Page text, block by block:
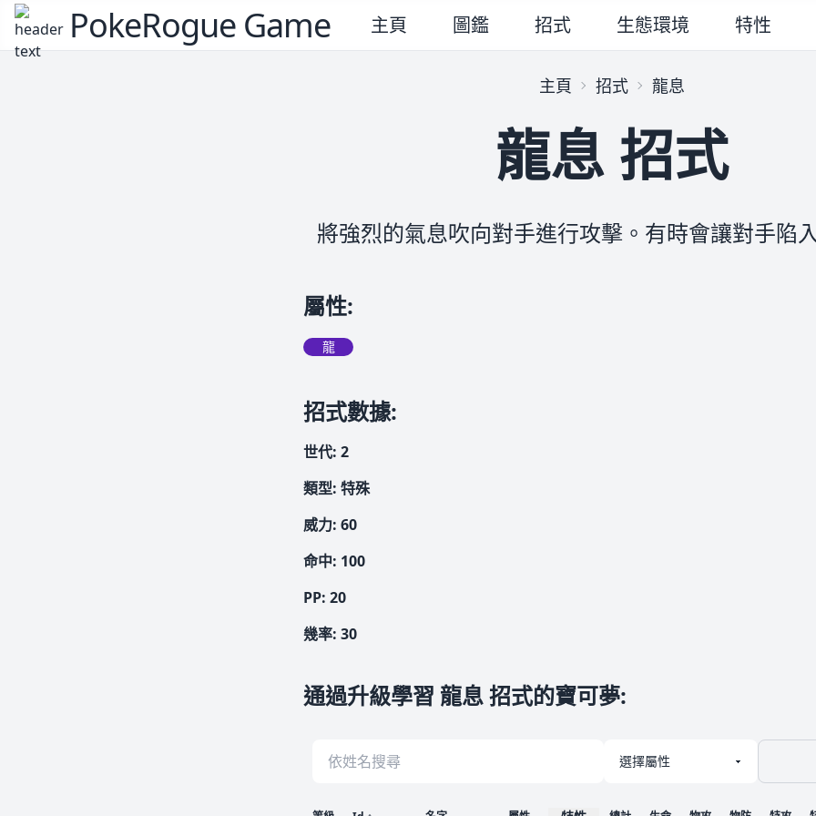
PokeRogue Game 主頁 圖鑑 招式 生態環境 特性
主頁 招式 龍息
龍息 招式
將強烈的氣息吹向對手進行攻擊。有時會讓對手陷
屬性:
龍
招式數據:
世代: 2
類型: 特殊
威力: 60
命中: 100
PP: 20
幾率: 30
通過升級學習 龍息 招式的寶可夢: